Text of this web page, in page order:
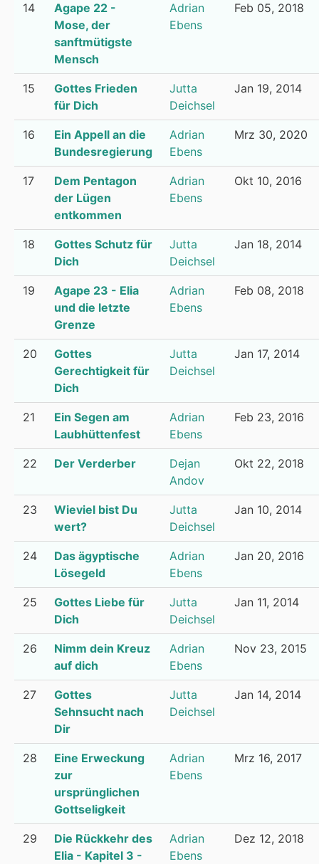
14
Agape 22 -
Mose, der
sanftmütigste
Mensch
Adrian
Ebens
Feb 05, 2018
15
Gottes Frieden
für Dich
Jutta
Deichsel
Jan 19, 2014
16
Ein Appell an die
Bundesregierung
Adrian
Ebens
Mrz 30, 2020
17
Dem Pentagon
der Lügen
entkommen
Adrian
Ebens
Okt 10, 2016
18
Gottes Schutz für
Dich
Jutta
Deichsel
Jan 18, 2014
19
Agape 23 - Elia
und die letzte
Grenze
Adrian
Ebens
Feb 08, 2018
20
Gottes
Gerechtigkeit für
Dich
Jutta
Deichsel
Jan 17, 2014
21
Ein Segen am
Laubhüttenfest
Adrian
Ebens
Feb 23, 2016
22 Der Verderber
Dejan
Andov
Okt 22, 2018
23
Wieviel bist Du
wert?
Jutta
Deichsel
Jan 10, 2014
24
Das ägyptische
Lösegeld
Adrian
Ebens
Jan 20, 2016
25
Gottes Liebe für
Dich
Jutta
Deichsel
Jan 11, 2014
26
Nimm dein Kreuz
auf dich
Adrian
Ebens
Nov 23, 2015
27
Gottes
Sehnsucht nach
Dir
Jutta
Deichsel
Jan 14, 2014
28
Eine Erweckung
zur
ursprünglichen
Gottseligkeit
Adrian
Ebens
Mrz 16, 2017
29
Die Rückkehr des
Elia - Kapitel 3 -
Adrian
Ebens
Dez 12, 2018